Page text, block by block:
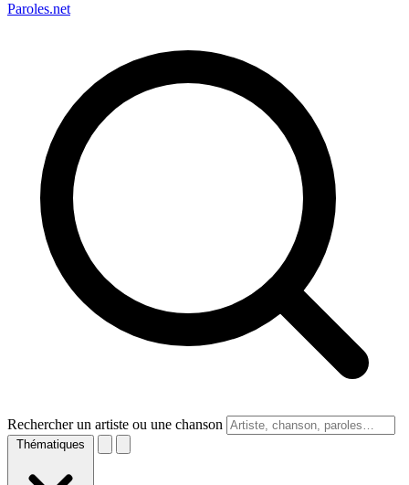
Paroles.net
Rechercher un artiste ou une chanson
Thématiques